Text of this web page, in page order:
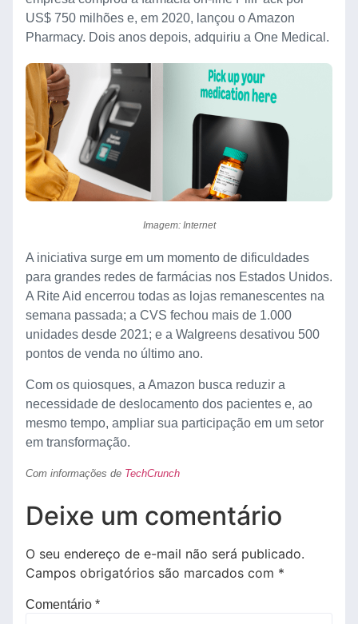
US$ 750 milhões e, em 2020, lançou o Amazon
Pharmacy. Dois anos depois, adquiriu a One Medical.
Imagem: Internet
A iniciativa surge em um momento de dificuldades
para grandes redes de farmácias nos Estados Unidos.
A Rite Aid encerrou todas as lojas remanescentes na
semana passada; a CVS fechou mais de 1.000
unidades desde 2021; e a Walgreens desativou 500
pontos de venda no último ano.
Com os quiosques, a Amazon busca reduzir a
necessidade de deslocamento dos pacientes e, ao
mesmo tempo, ampliar sua participação em um setor
em transformação.
Com informações de TechCrunch
Deixe um comentário
O seu endereço de e-mail não será publicado.
Campos obrigatórios são marcados com *
Comentário *